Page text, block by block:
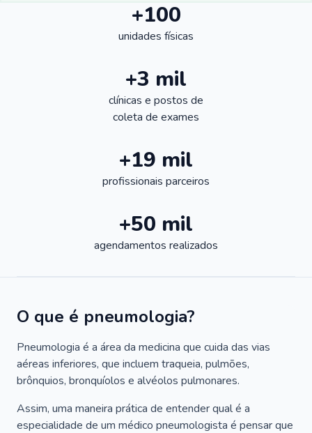
+100
unidades físicas
+3 mil
clínicas e postos de
coleta de exames
+19 mil
profissionais parceiros
+50 mil
agendamentos realizados
O que é pneumologia?
Pneumologia é a área da medicina que cuida das vias
aéreas inferiores, que incluem traqueia, pulmões,
brônquios, bronquíolos e alvéolos pulmonares.
Assim, uma maneira prática de entender qual é a
especialidade de um médico pneumologista é pensar que